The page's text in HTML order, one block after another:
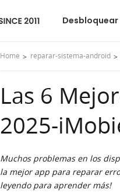
Desbloquear
DroidKit
Home reparar-sistema-android
Las 6
2025-
Muchos problemas en los
la mejor app para reparar
leyendo para aprender más!